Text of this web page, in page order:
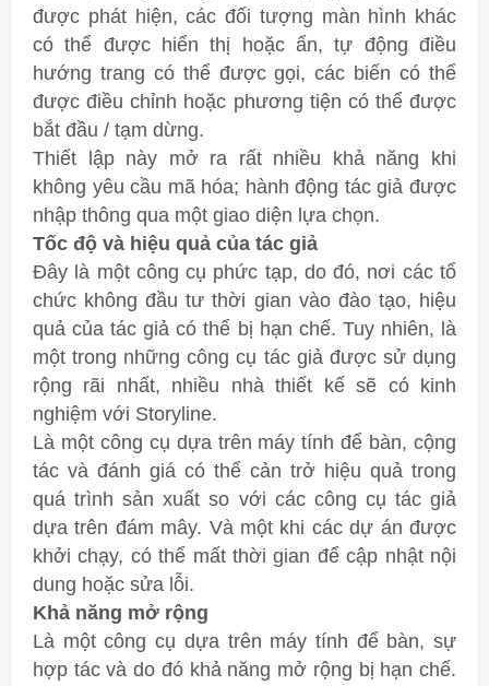
được phát hiện, các đối tượng màn hình khác
có thể được hiển thị hoặc ẩn, tự động điều
hướng trang có thể được gọi, các biến có thể
được điều chỉnh hoặc phương tiện có thể được
bắt đầu / tạm dừng.
Thiết lập này mở ra rất nhiều khả năng khi
không yêu cầu mã hóa; hành động tác giả được
nhập thông qua một giao diện lựa chọn.
Tốc độ và hiệu quả của tác giả
Đây là một công cụ phức tạp, do đó, nơi các tổ
chức không đầu tư thời gian vào đào tạo, hiệu
quả của tác giả có thể bị hạn chế. Tuy nhiên, là
một trong những công cụ tác giả được sử dụng
rộng rãi nhất, nhiều nhà thiết kế sẽ có kinh
nghiệm với Storyline.
Là một công cụ dựa trên máy tính để bàn, cộng
tác và đánh giá có thể cản trở hiệu quả trong
quá trình sản xuất so với các công cụ tác giả
dựa trên đám mây. Và một khi các dự án được
khởi chạy, có thể mất thời gian để cập nhật nội
dung hoặc sửa lỗi.
Khả năng mở rộng
Là một công cụ dựa trên máy tính để bàn, sự
hợp tác và do đó khả năng mở rộng bị hạn chế.